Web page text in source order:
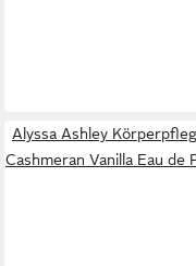
Alyssa Ashley
Cashmeran Vanilla Eau de